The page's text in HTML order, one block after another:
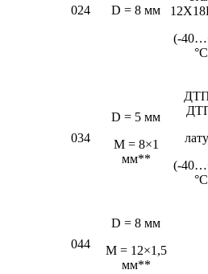
024 D = 8 мм
(-
034
D = 5 мм
М = 8×1
мм**
(-
044
D = 8 мм
M = 12×1,5
мм**